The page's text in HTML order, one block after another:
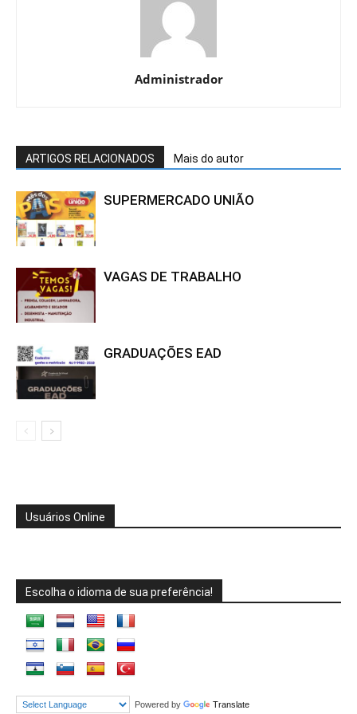
Administrador
ARTIGOS RELACIONADOS Mais do autor
SUPERMERCADO UNIÃO
VAGAS DE TRABALHO
GRADUAÇÕES EAD
Usuários Online
Escolha o idioma de sua preferência!
Powered by Translate